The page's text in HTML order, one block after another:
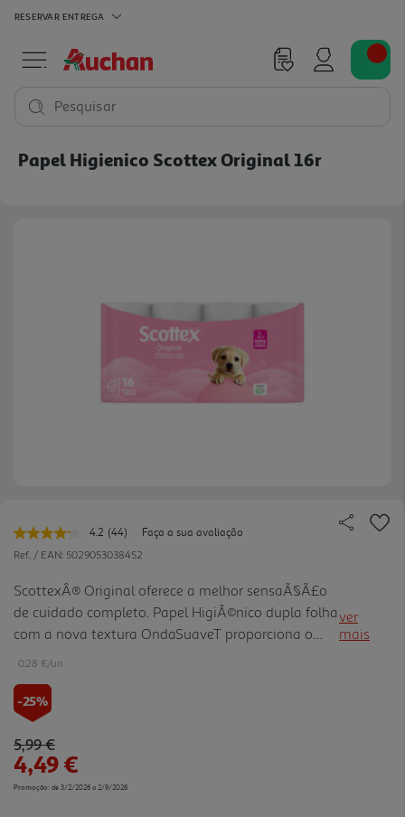
RESERVAR ENTREGA
Pesquisar
Papel Higienico Scottex Original 16r
4.2 Leu
44
Link
para
a
mesma
página.
(44)
Faça a sua avaliação
Ref. / EAN: 5029053038452
ScottexÂ® Original oferece a melhor sensaÃ§Ã£o
de cuidado completo. Papel HigiÃ©nico dupla folha
com a nova textura OndaSuaveT proporciona o
equilibrio perfeito entre Higiene, Suavidade e
ver
mais
0.28 €/un
-25%
Price reduced from
5,99 €to
4,49 €
Promoção: de 3/2/2026 a 2/9/2026